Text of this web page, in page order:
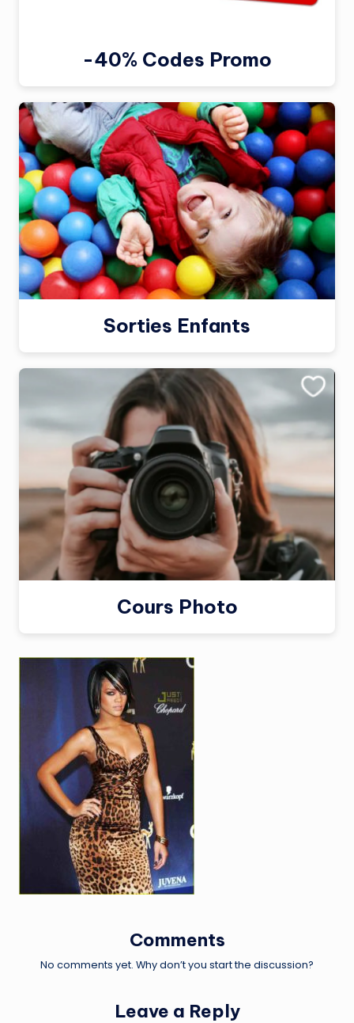
-40% Codes Promo
Sorties Enfants
Cours Photo
Comments
No comments yet. Why don’t you start the discussion?
Leave a Reply